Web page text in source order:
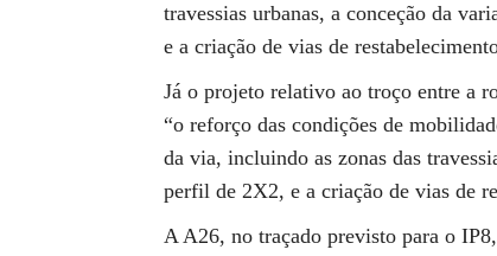
travessias urbanas, a conceção da
e a criação de vias de
Já o projeto relativo ao troço entre a
“o reforço das condições de
da via, incluindo as zonas das
perfil de 2X2, e a criação de vias de
A A26, no traçado previsto para o